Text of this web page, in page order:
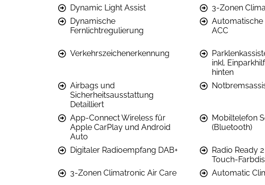
Dynamic Light Assist 3-Zonen
Dynamische
Fernlichtregulierung
Automatische
ACC
Verkehrszeichenerkennung
inkl.
hinten
Airbags und
Sicherheitsausstattung
Detailliert
App-Connect Wireless für
Apple CarPlay und Android
Auto
Mobiltelefon
(Bluetooth)
Digitaler Radioempfang DAB+
Radio Ready
Touch-
3-Zonen Climatronic Air Care Automatic